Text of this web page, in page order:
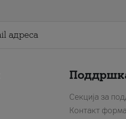
Секција за
Контакт форма